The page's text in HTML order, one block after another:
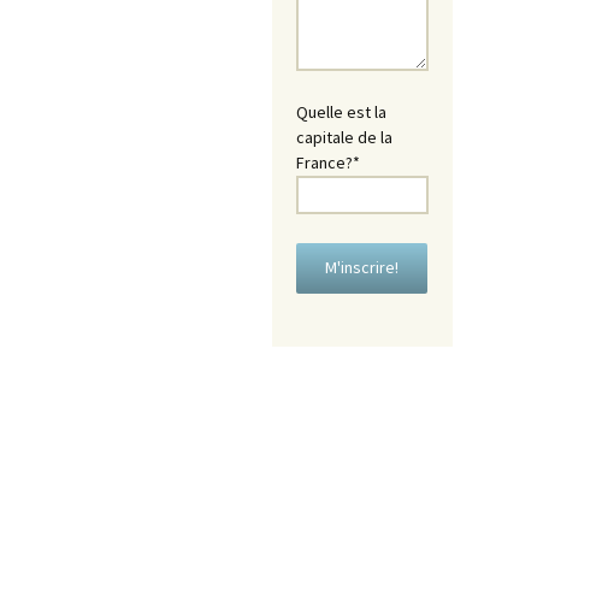
Quelle est la
capitale de la
France?*